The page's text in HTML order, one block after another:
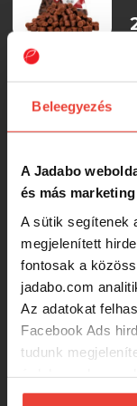
Beleegyezés
A Jadabo
és más
A sütik segítenek
megjelenített
fontosak a
jadabo.com
Az adatokat
Facebook Ads
tudunk
biztosításához